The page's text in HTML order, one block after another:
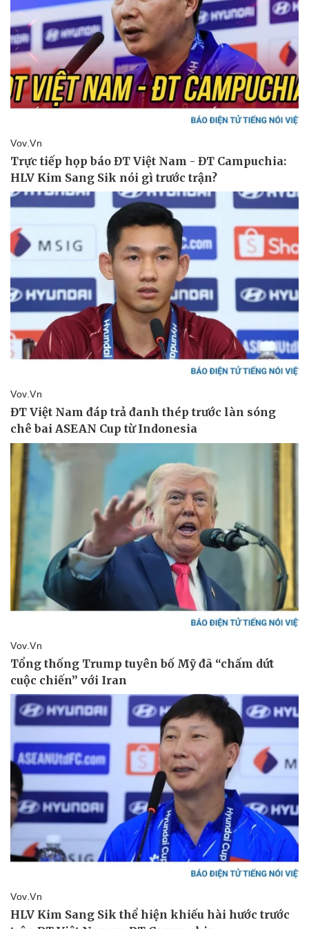
Doanh nghiệp
Thông tin doanh nghiệp
Doanh nghiệp 24h
Doanh nhân
Vì cộng đồng
Công nghệ
Sành điệu
Tin Công nghệ
Trải nghiệm
Chuyển đổi số
Sức khỏe
Dinh dưỡng - món ngon
Cây thuốc
Sản phụ khoa
Nhi khoa
Nam khoa
Làm đẹp - giảm cân
Phòng mạch online
Ăn sạch sống khỏe
Đời sống
Nhà đẹp
Blog
Tình yêu - Gia đình